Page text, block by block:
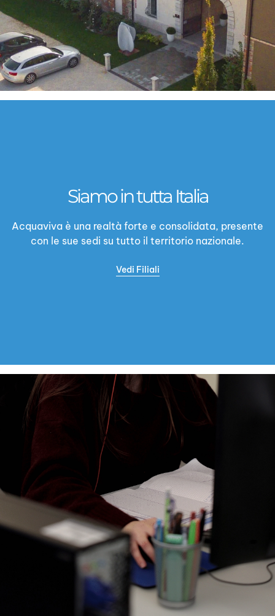
Siamo in tutta Italia
Acquaviva è una realtà forte e consolidata, presente
con le sue sedi su tutto il territorio nazionale.
Vedi Filiali